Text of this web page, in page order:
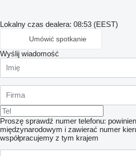
Lokalny czas dealera: 08:53 (EEST)
Umówić spotkanie
Wyślij wiadomość
Proszę sprawdź numer telefonu:
międzynarodowym i zawierać numer
współpracujemy z tym krajem